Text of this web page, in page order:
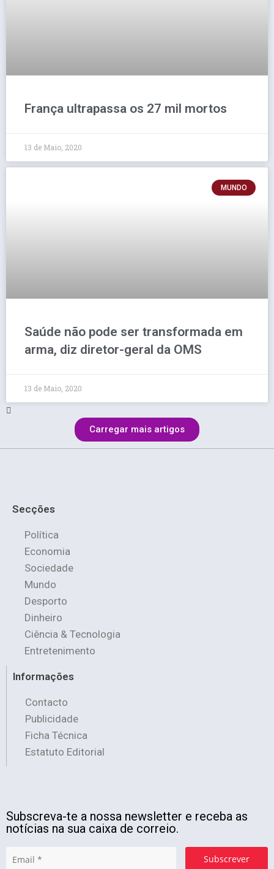
França ultrapassa os 27 mil mortos
13 de Maio, 2020
MUNDO
Saúde não pode ser transformada em
arma, diz diretor-geral da OMS
13 de Maio, 2020
Carregar mais artigos
Secções
Política
Economia
Sociedade
Mundo
Desporto
Dinheiro
Ciência & Tecnologia
Entretenimento
Informações
Contacto
Publicidade
Ficha Técnica
Estatuto Editorial
Subscreva-te a nossa newsletter e receba as
notícias na sua caixa de correio.
Subscrever